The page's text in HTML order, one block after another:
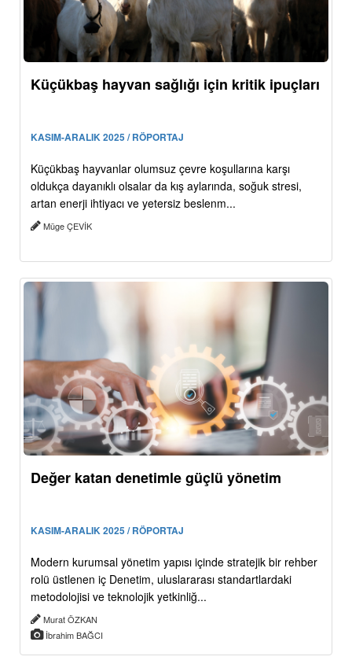
Küçükbaş hayvan sağlığı için kritik ipuçları
KASIM-ARALIK 2025 / RÖPORTAJ
Küçükbaş hayvanlar olumsuz çevre koşullarına karşı
oldukça dayanıklı olsalar da kış aylarında, soğuk stresi,
artan enerji ihtiyacı ve yetersiz beslenm...
Müge ÇEVİK
Değer katan denetimle güçlü yönetim
KASIM-ARALIK 2025 / RÖPORTAJ
Modern kurumsal yönetim yapısı içinde stratejik bir rehber
rolü üstlenen iç Denetim, uluslararası standartlardaki
metodolojisi ve teknolojik yetkinliğ...
Murat ÖZKAN
İbrahim BAĞCI